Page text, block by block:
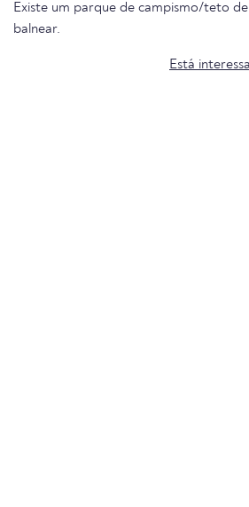
Existe um parque de campismo/teto
balnear.
Está